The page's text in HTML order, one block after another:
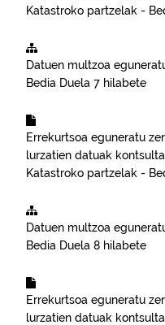
Katastroko partzelak -
Datuen multzoa
Bedia Duela 7 hilabete
Errekurtsoa eguneratu
lurzatien datuak
Katastroko partzelak -
Datuen multzoa
Bedia Duela 8 hilabete
Errekurtsoa eguneratu
lurzatien datuak